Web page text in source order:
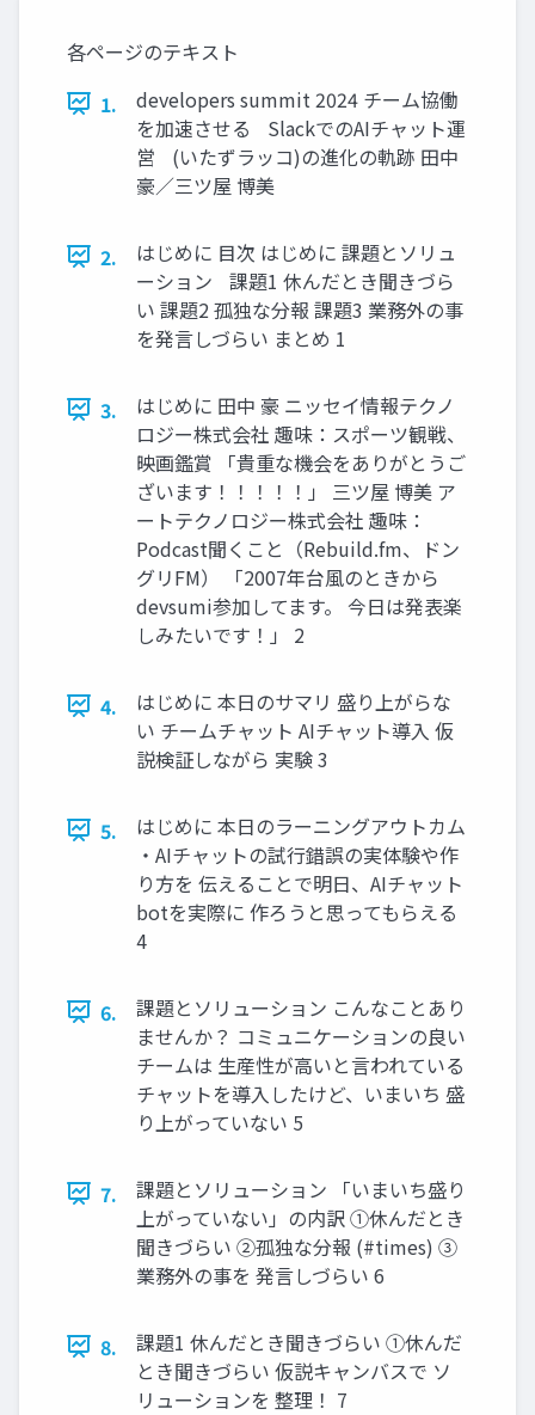
各ページのテキスト
1.
developers summit 2024 チーム協働
を加速させる SlackでのAIチャット運
営 (いたずラッコ)の進化の軌跡 田中
豪／三ツ屋 博美
2.
はじめに 目次 はじめに 課題とソリュ
ーション 課題1 休んだとき聞きづら
い 課題2 孤独な分報 課題3 業務外の事
を発言しづらい まとめ 1
3.
はじめに 田中 豪 ニッセイ情報テクノ
ロジー株式会社 趣味：スポーツ観戦、
映画鑑賞 「貴重な機会をありがとうご
ざいます！！！！！」 三ツ屋 博美 ア
ートテクノロジー株式会社 趣味：
Podcast聞くこと（Rebuild.fm、ドン
グリFM） 「2007年台風のときから
devsumi参加してます。 今日は発表楽
しみたいです！」 2
4.
はじめに 本日のサマリ 盛り上がらな
い チームチャット AIチャット導入 仮
説検証しながら 実験 3
5.
はじめに 本日のラーニングアウトカム
・AIチャットの試行錯誤の実体験や作
り方を 伝えることで明日、AIチャット
botを実際に 作ろうと思ってもらえる
4
6.
課題とソリューション こんなことあり
ませんか？ コミュニケーションの良い
チームは 生産性が高いと言われている
チャットを導入したけど、いまいち 盛
り上がっていない 5
7.
課題とソリューション 「いまいち盛り
上がっていない」の内訳 ①休んだとき
聞きづらい ②孤独な分報 (#times) ③
業務外の事を 発言しづらい 6
8.
課題1 休んだとき聞きづらい ①休んだ
とき聞きづらい 仮説キャンバスで ソ
リューションを 整理！ 7